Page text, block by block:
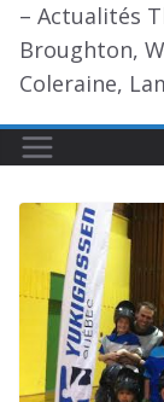
– Actualités
Broughton,
Coleraine,